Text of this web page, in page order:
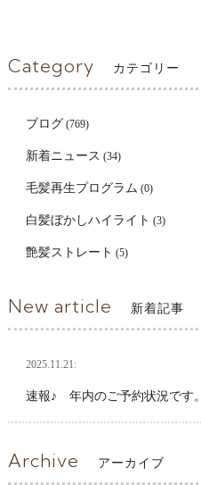
Category カテゴリー
ブログ (769)
新着ニュース (34)
毛髪再生プログラム (0)
白髪ぼかしハイライト (3)
艶髪ストレート (5)
New article 新着記事
2025.11.21:
速報♪ 年内のご予約状況です。
Archive アーカイブ